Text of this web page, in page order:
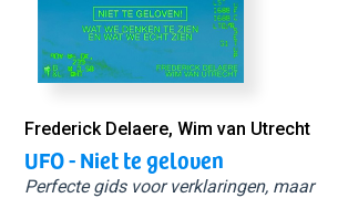
Frederick Delaere, Wim van Utrecht
UFO - Niet te geloven
Perfecte gids voor verklaringen, maar